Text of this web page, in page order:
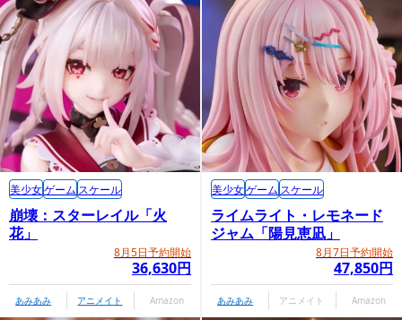
崩壊：スターレイル「火
花」
8月5日予約開始
36,630円
美少女ゲーム スケール
あみあみ アニメイト Amazon
ライムライト・レモネード
ジャム「陽見恵凪」
8月7日予約開始
47,850円
美少女ゲーム スケール
あみあみ アニメイト Amazon